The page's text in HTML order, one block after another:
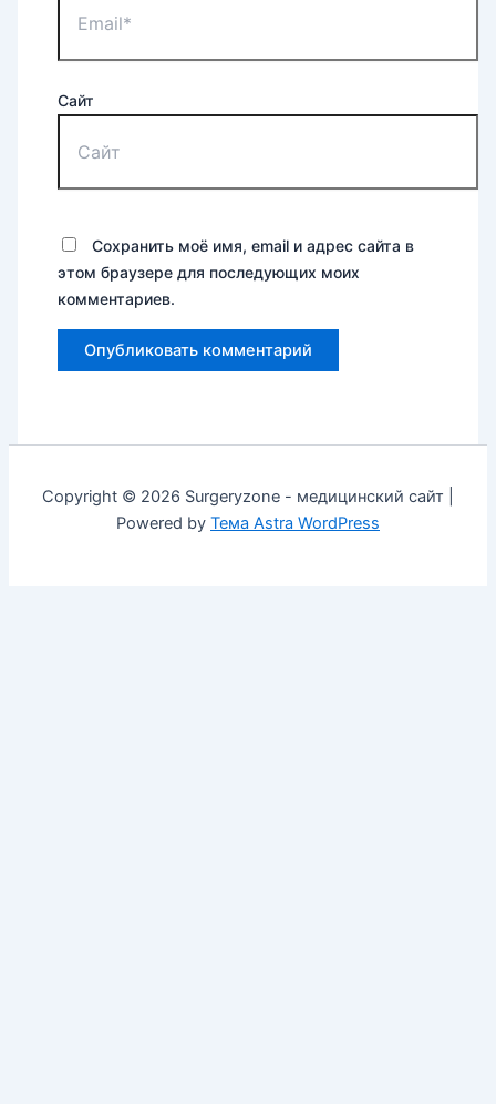
Сайт
Сохранить моё имя, email и адрес сайта в
этом браузере для последующих моих
комментариев.
Copyright © 2026 Surgeryzone - медицинский сайт |
Powered by Тема Astra WordPress